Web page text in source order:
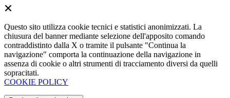
Questo sito utilizza cookie tecnici e statistici anonimizzati. La
chiusura del banner mediante selezione dell'apposito comando
contraddistinto dalla X o tramite il pulsante "Continua la
navigazione" comporta la continuazione della navigazione in
assenza di cookie o altri strumenti di tracciamento diversi da quelli
sopracitati.
COOKIE POLICY